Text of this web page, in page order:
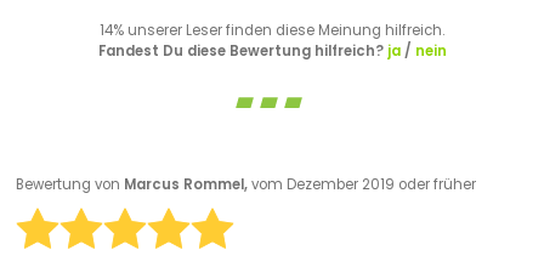
14% unserer Leser finden diese Meinung hilfreich.
Fandest Du diese Bewertung hilfreich? ja/ nein
Bewertung von Marcus Rommel,vom Dezember 2019 oder früher